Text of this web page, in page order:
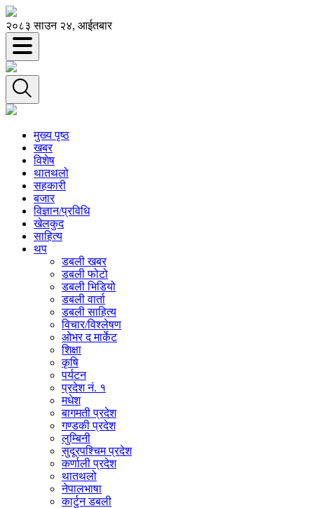
२०८३ साउन २४, आईतबार
मुख्य पृष्ठ
खबर
विशेष
थातथलो
सहकारी
बजार
विज्ञान/प्रविधि
खेलकुद
साहित्य
थप
डबली खबर
डबली फोटो
डबली भिडियो
डबली वार्ता
डबली साहित्य
विचार/विश्‍लेषण
ओभर द मार्केट
शिक्षा
कृषि
पर्यटन
प्रदेश नं. १
मधेश
बागमती प्रदेश
गण्डकी प्रदेश
लुम्बिनी
सुदूरपश्चिम प्रदेश
कर्णाली प्रदेश
थातथलो
नेपालभाषा
कार्टुन डबली